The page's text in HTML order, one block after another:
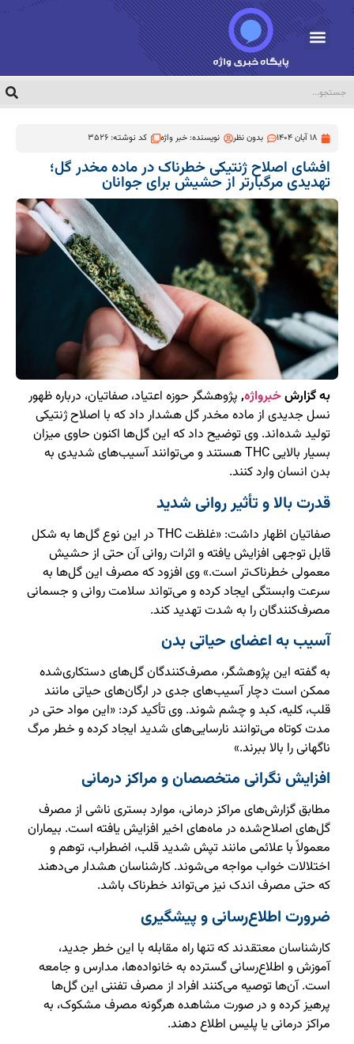
18 آبان 1404 بدون نظر نویسنده:خبر واژه کد نوشته: 3526
افشای اصلاح ژنتیکی خطرناک در ماده مخدر گل؛
تهدیدی مرگبارتر از حشیش برای جوانان
به گزارشخبرواژه, پژوهشگر حوزه اعتیاد، صفاتیان، درباره ظهور
نسل جدیدی از ماده مخدر گل هشدار داد که با اصلاح ژنتیکی
تولید شده‌اند. وی توضیح داد که این گل‌ها اکنون حاوی میزان
بسیار بالایی THC هستند و می‌توانند آسیب‌های شدیدی به
بدن انسان وارد کنند.
قدرت بالا و تأثیر روانی شدید
صفاتیان اظهار داشت: «غلظت THC در این نوع گل‌ها به شکل
قابل توجهی افزایش یافته و اثرات روانی آن حتی از حشیش
معمولی خطرناک‌تر است.» وی افزود که مصرف این گل‌ها به
سرعت وابستگی ایجاد کرده و می‌تواند سلامت روانی و جسمانی
مصرف‌کنندگان را به شدت تهدید کند.
آسیب به اعضای حیاتی بدن
به گفته این پژوهشگر، مصرف‌کنندگان گل‌های دستکاری‌شده
ممکن است دچار آسیب‌های جدی در ارگان‌های حیاتی مانند
قلب، کلیه، کبد و چشم شوند. وی تأکید کرد: «این مواد حتی در
مدت کوتاه می‌توانند نارسایی‌های شدید ایجاد کرده و خطر مرگ
ناگهانی را بالا ببرند.»
افزایش نگرانی متخصصان و مراکز درمانی
مطابق گزارش‌های مراکز درمانی، موارد بستری ناشی از مصرف
گل‌های اصلاح‌شده در ماه‌های اخیر افزایش یافته است. بیماران
معمولاً با علائمی مانند تپش شدید قلب، اضطراب، توهم و
اختلالات خواب مواجه می‌شوند. کارشناسان هشدار می‌دهند
که حتی مصرف اندک نیز می‌تواند خطرناک باشد.
ضرورت اطلاع‌رسانی و پیشگیری
کارشناسان معتقدند که تنها راه مقابله با این خطر جدید،
آموزش و اطلاع‌رسانی گسترده به خانواده‌ها، مدارس و جامعه
است. آن‌ها توصیه می‌کنند افراد از مصرف تفننی این گل‌ها
پرهیز کرده و در صورت مشاهده هرگونه مصرف مشکوک، به
مراکز درمانی یا پلیس اطلاع دهند.